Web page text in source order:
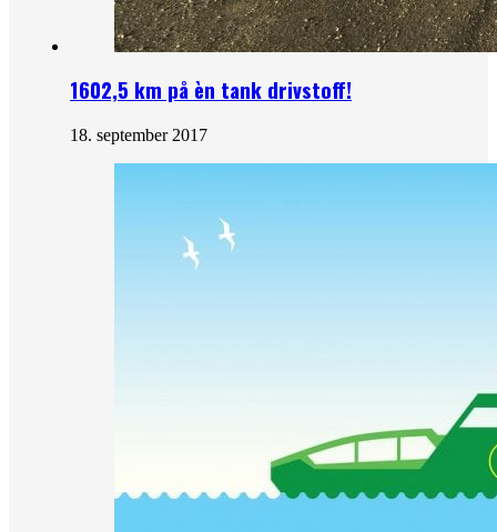
1602,5 km på èn tank drivstoff!
18. september 2017